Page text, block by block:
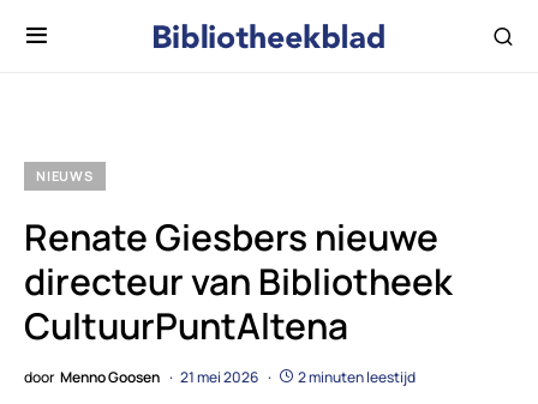
NIEUWS
Renate Giesbers nieuwe
directeur van Bibliotheek
CultuurPuntAltena
door Menno Goosen 21 mei 2026 2 minuten leestijd